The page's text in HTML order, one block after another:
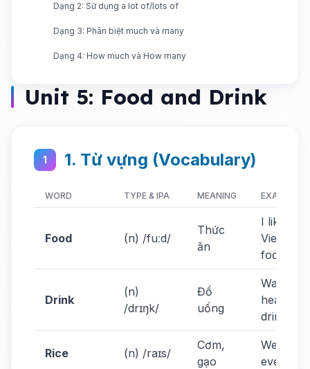
Dạng 2: Sử dụng a lot of/lots of
Dạng 3: Phân biệt much và many
Dạng 4: How much và How many
Unit 5: Food and Drink
1 1. Từ vựng (Vocabulary)
WORD TYPE & IPA MEANING EXAMPLE
Food (n) /fuːd/
Thức
ăn
I like
food.
Drink
(n)
/drɪŋk/
Đồ
uống
Water is
healthy
drink.
Rice (n) /raɪs/
Cơm,
gạo
We eat
every